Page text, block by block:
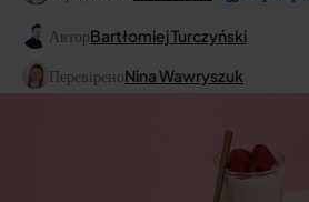
АвторBartłomiej Turczyński
ПеревіреноNina Wawryszuk